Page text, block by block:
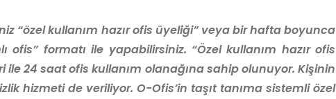
“özel kullanım hazır ofis üyeliği” veya bir hafta boyunca
ofis” formatı ile yapabilirsiniz. “Özel kullanım hazır ofis
ile 24 saat ofis kullanım olanağına sahip olunuyor. Kişinin
hizmeti de veriliyor. O-Ofis’in taşıt tanıma sistemli özel